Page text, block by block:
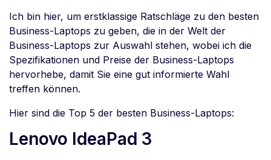
Ich bin hier, um erstklassige Ratschläge zu den besten
Business-Laptops zu geben, die in der Welt der
Business-Laptops zur Auswahl stehen, wobei ich die
Spezifikationen und Preise der Business-Laptops
hervorhebe, damit Sie eine gut informierte Wahl
treffen können.
Hier sind die Top 5 der besten Business-Laptops:
Lenovo IdeaPad 3